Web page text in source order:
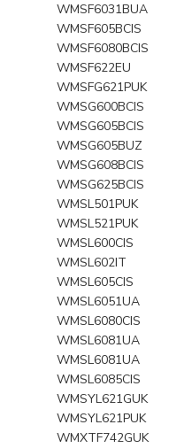
WMSF6031BUA
WMSF605BCIS
WMSF6080BCIS
WMSF622EU
WMSFG621PUK
WMSG600BCIS
WMSG605BCIS
WMSG605BUZ
WMSG608BCIS
WMSG625BCIS
WMSL501PUK
WMSL521PUK
WMSL600CIS
WMSL602IT
WMSL605CIS
WMSL6051UA
WMSL6080CIS
WMSL6081UA
WMSL6081UA
WMSL6085CIS
WMSYL621GUK
WMSYL621PUK
WMXTF742GUK